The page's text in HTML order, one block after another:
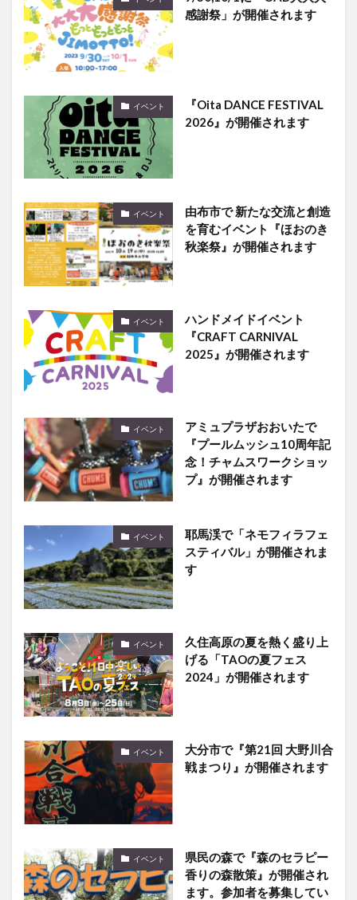
感謝祭」が開催されます
イベント
『Oita DANCE FESTIVAL
2026』が開催されます
イベント
由布市で 新たな交流と創造
を育むイベント『ほおのき
秋楽祭』が開催されます
イベント
ハンドメイドイベント
『CRAFT CARNIVAL
2025』が開催されます
イベント
アミュプラザおおいたで
『プールムッシュ10周年記
念！チャムスワークショッ
プ』が開催されます
イベント
耶馬渓で「ネモフィラフェ
スティバル」が開催されま
す
イベント
久住高原の夏を熱く盛り上
げる「TAOの夏フェス
2024」が開催されます
イベント
大分市で『第21回 大野川合
戦まつり』が開催されます
イベント
県民の森で『森のセラピー
香りの森散策』が開催され
ます。参加者を募集してい